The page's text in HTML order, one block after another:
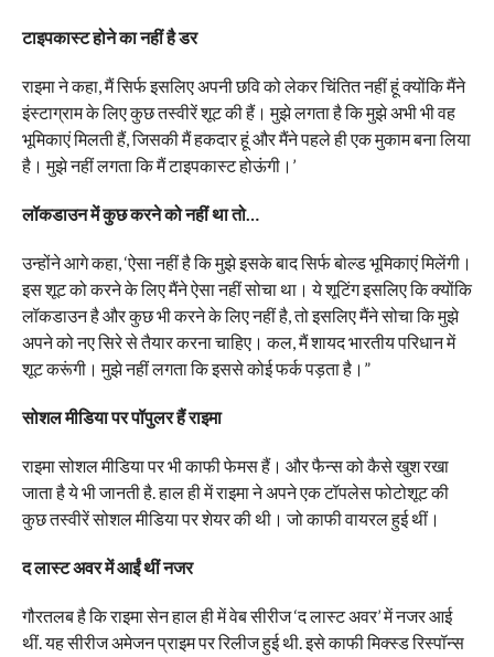
टाइपकास्ट होने का नहीं है डर
राइमा ने कहा, मैं सिर्फ इसलिए अपनी छवि को लेकर चिंतित नहीं हूं क्योंकि मैंने
इंस्टाग्राम के लिए कुछ तस्वीरें शूट की हैं। मुझे लगता है कि मुझे अभी भी वह
भूमिकाएं मिलती हैं, जिसकी मैं हकदार हूं और मैंने पहले ही एक मुकाम बना लिया
है। मुझे नहीं लगता कि मैं टाइपकास्ट होऊंगी।’
लॉकडाउन में कुछ करने को नहीं था तो…
उन्होंने आगे कहा, ‘ऐसा नहीं है कि मुझे इसके बाद सिर्फ बोल्ड भूमिकाएं मिलेंगी।
इस शूट को करने के लिए मैंने ऐसा नहीं सोचा था। ये शूटिंग इसलिए कि क्योंकि
लॉकडाउन है और कुछ भी करने के लिए नहीं है, तो इसलिए मैंने सोचा कि मुझे
अपने को नए सिरे से तैयार करना चाहिए। कल, मैं शायद भारतीय परिधान में
शूट करूंगी। मुझे नहीं लगता कि इससे कोई फर्क पड़ता है।”
सोशल मीडिया पर पॉपुलर हैं राइमा
राइमा सोशल मीडिया पर भी काफी फेमस हैं। और फैन्स को कैसे खुश रखा
जाता है ये भी जानती है. हाल ही में राइमा ने अपने एक टॉपलेस फोटोशूट की
कुछ तस्वीरें सोशल मीडिया पर शेयर की थी। जो काफी वायरल हुई थीं।
द लास्ट अवर में आईं थीं नजर
गौरतलब है कि राइमा सेन हाल ही में वेब सीरीज ‘द लास्ट अवर’ में नजर आई
थीं. यह सीरीज अमेजन प्राइम पर रिलीज हुई थी. इसे काफी मिक्स्ड रिस्पॉन्स